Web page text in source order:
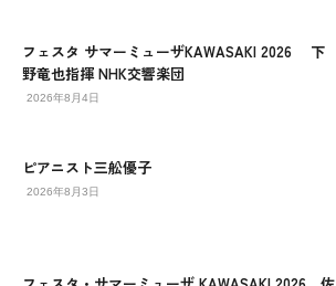
フェスタ サマーミューザKAWASAKI 2026 下
野竜也指揮 NHK交響楽団
2026年8月4日
ピアニスト三舩優子
2026年8月3日